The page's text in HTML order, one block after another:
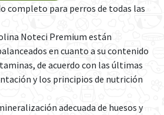
completo para perros de todas las
Noteci Premium están
en cuanto a su contenido
de acuerdo con las últimas
y los principios de nutrición
adecuada de huesos y